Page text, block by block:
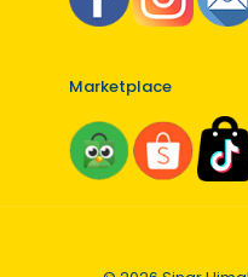
Marketplace